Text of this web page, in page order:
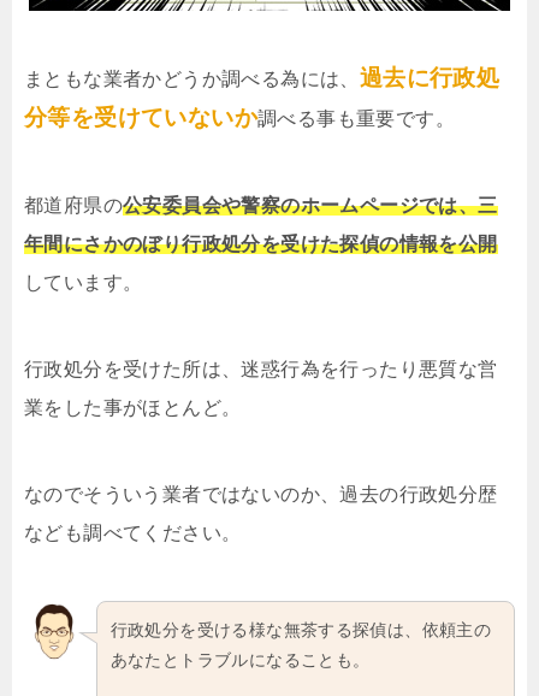
まともな業者かどうか調べる為には、 過去に行政処
分等を受けていないか調べる事も重要です。
都道府県の公安委員会や警察のホームページでは、三
年間にさかのぼり行政処分を受けた探偵の情報を公開
しています。
行政処分を受けた所は、迷惑行為を行ったり悪質な営
業をした事がほとんど。
なのでそういう業者ではないのか、過去の行政処分歴
なども調べてください。
行政処分を受ける様な無茶する探偵は、依頼主の
あなたとトラブルになることも。